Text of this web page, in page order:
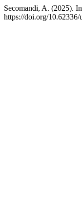
Secomandi, A. (2025).
https://doi.org/10.62336/